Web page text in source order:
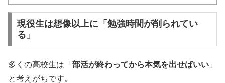
現役生は想像以上に「勉強時間が削られてい
る」
多くの高校生は「 部活が終わってから本気を出せばいい 」
と考えがちです。